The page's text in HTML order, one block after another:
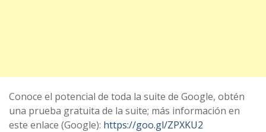
Conoce el potencial de toda la suite de Google, obtén
una prueba gratuita de la suite; más información en
este enlace (Google): https://goo.gl/ZPXKU2